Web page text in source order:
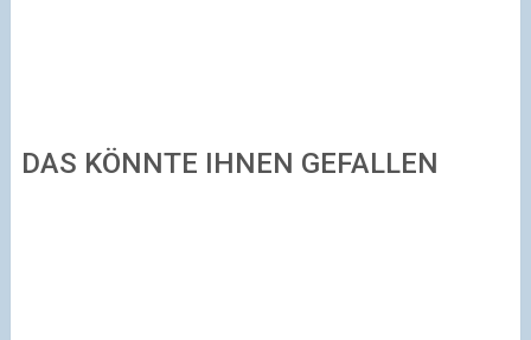
DAS KÖNNTE IHNEN GEFALLEN